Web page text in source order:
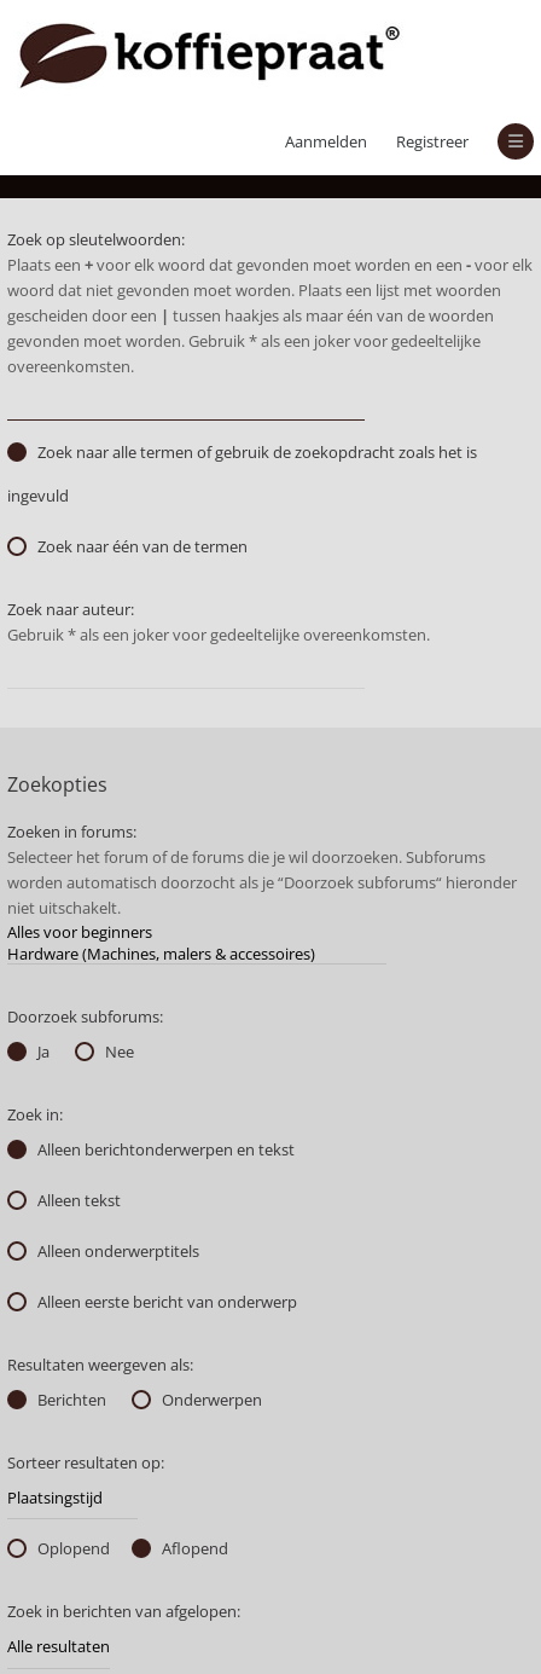
Aanmelden Registreer
Zoek op sleutelwoorden:
Plaats een +voor elk woord dat gevonden moet worden en een -voor elk
woord dat niet gevonden moet worden. Plaats een lijst met woorden
gescheiden door een | tussen haakjes als maar één van de woorden
gevonden moet worden. Gebruik * als een joker voor gedeeltelijke
overeenkomsten.
Zoek naar alle termen of gebruik de zoekopdracht zoals het is
ingevuld
Zoek naar één van de termen
Zoek naar auteur:
Gebruik * als een joker voor gedeeltelijke overeenkomsten.
Zoekopties
Zoeken in forums:
Selecteer het forum of de forums die je wil doorzoeken. Subforums
worden automatisch doorzocht als je “Doorzoek subforums“ hieronder
niet uitschakelt.
Doorzoek subforums:
Ja
Nee
Zoek in:
Alleen berichtonderwerpen en tekst
Alleen tekst
Alleen onderwerptitels
Alleen eerste bericht van onderwerp
Resultaten weergeven als:
Berichten
Onderwerpen
Sorteer resultaten op:
Oplopend Aflopend
Zoek in berichten van afgelopen: